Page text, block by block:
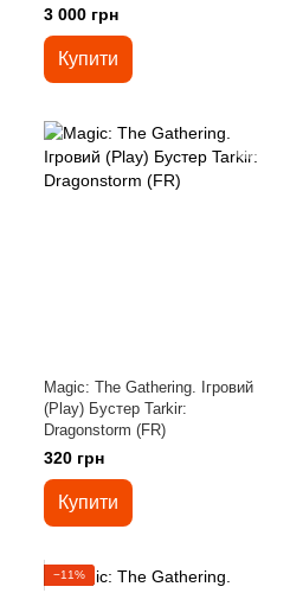
3 000 грн
Купити
Magic: The Gathering. Ігровий
(Play) Бустер Tarkir:
Dragonstorm (FR)
320 грн
Купити
−11%